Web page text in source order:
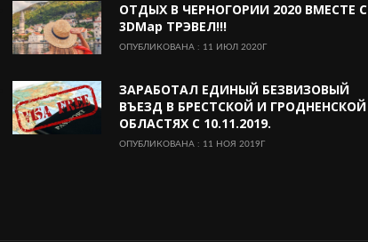
ОТДЫХ В ЧЕРНОГОРИИ 2020 ВМЕСТЕ С
3DMap ТРЭВЕЛ!!!
ОПУБЛИКОВАНА : 11 ИЮЛ 2020Г
ЗАРАБОТАЛ ЕДИНЫЙ БЕЗВИЗОВЫЙ
ВЪЕЗД В БРЕСТСКОЙ И ГРОДНЕНСКОЙ
ОБЛАСТЯХ С 10.11.2019.
ОПУБЛИКОВАНА : 11 НОЯ 2019Г